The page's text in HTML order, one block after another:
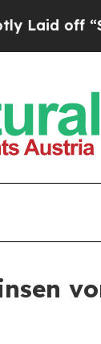
“Simply